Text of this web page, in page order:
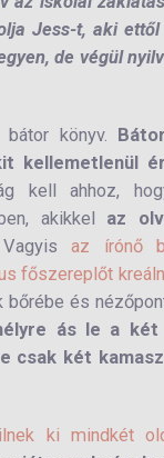
Jess-t, aki
de végül
könyv.
kellemetlenül
kell ahhoz,
akikkel az
Vagyisaz írónő
főszereplőt
és
ás le a két
csak két
ki mindkét